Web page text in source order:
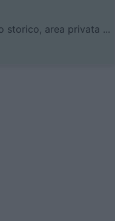
storico, area privata ...